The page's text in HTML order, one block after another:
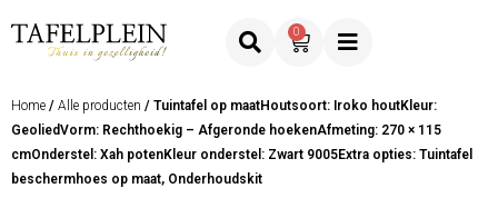
0
Home / Alle producten / Tuintafel op maatHoutsoort: Iroko houtKleur:
GeoliedVorm: Rechthoekig – Afgeronde hoekenAfmeting: 270 × 115
cmOnderstel: Xah potenKleur onderstel: Zwart 9005Extra opties: Tuintafel
beschermhoes op maat, Onderhoudskit